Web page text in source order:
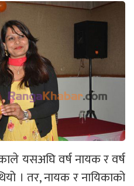
यसअघि वर्ष नायक र वर्ष
। तर, नायक र नायिकाको